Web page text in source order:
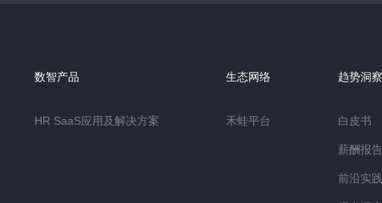
数智产品
HR SaaS应用及解决方案
生态网络
禾蛙平台
趋势洞察
白皮书
薪酬报告
前沿实践